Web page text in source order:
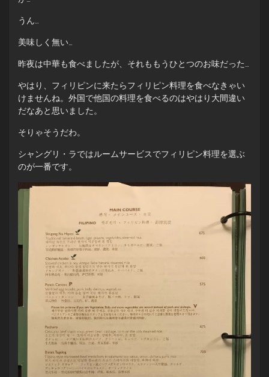
うん…
美味しく無い…
昨夜は中華も食べましたが、それももうひとつのお味だった…
やはり、フィリピンに来たらフィリピン料理を食べなきゃい
けませんね。外国で他国の料理を食べるのはやはり大間違い
だなあと思いました。
そりゃそうだわ。
シャングリ・ラではルームサービスでフィリピン料理を選ぶ
のが一番です。